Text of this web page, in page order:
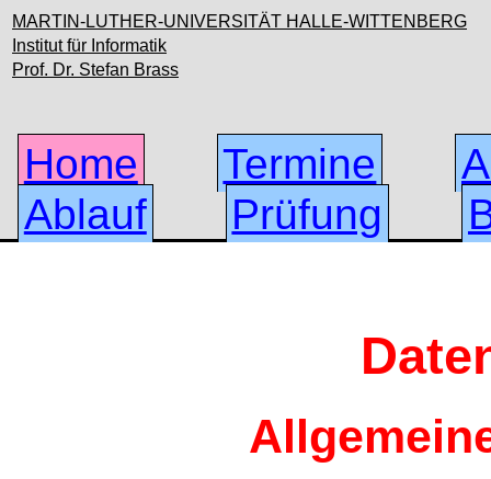
MARTIN-LUTHER-UNIVERSITÄT HALLE-WITTENBERG
Institut für Informatik
Prof. Dr. Stefan Brass
Home Termine
Ablauf
Prüfung